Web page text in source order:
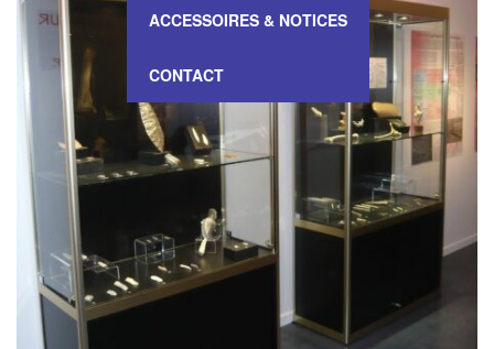
ACCESSOIRES & NOTICES
CONTACT